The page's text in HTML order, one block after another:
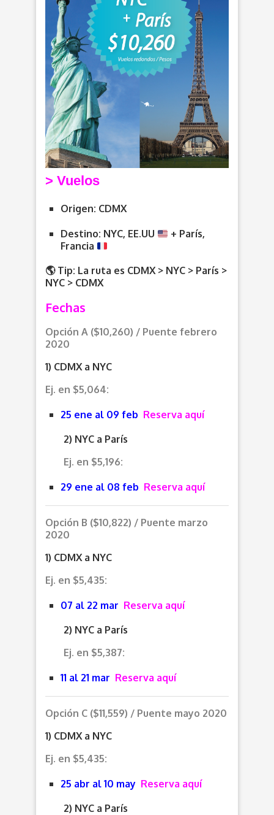
> Vuelos
Origen: CDMX
Destino: NYC, EE.UU
+ París,
Francia
🌎 Tip: La ruta es CDMX > NYC > París >
NYC > CDMX
Fechas
Opción A ($10,260) / Puente febrero
2020
1) CDMX a NYC
Ej. en $5,064:
25 ene al 09 feb Reserva aquí
2) NYC a París
Ej. en $5,196:
29 ene al 08 feb Reserva aquí
Opción B ($10,822) / Puente marzo
2020
1) CDMX a NYC
Ej. en $5,435:
07 al 22 mar Reserva aquí
2) NYC a París
Ej. en $5,387:
11 al 21 mar Reserva aquí
Opción C ($11,559) / Puente mayo 2020
1) CDMX a NYC
Ej. en $5,435:
25 abr al 10 may Reserva aquí
2) NYC a París